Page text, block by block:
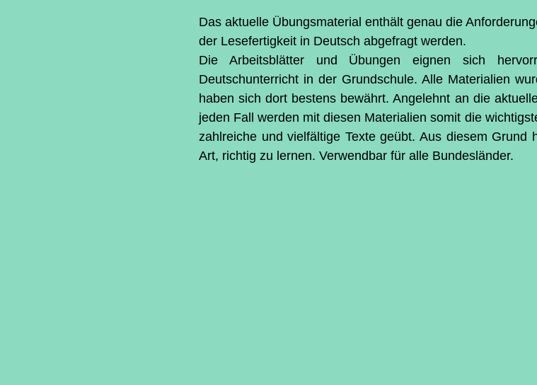
Das aktuelle Übungsmaterial enthält genau die
der Lesefertigkeit in Deutsch abgefragt werden.
Die Arbeitsblätter und Übungen eignen sich
Deutschunterricht in der Grundschule. Alle Materialien
haben sich dort bestens bewährt. Angelehnt an die
jeden Fall werden mit diesen Materialien somit die
zahlreiche und vielfältige Texte geübt. Aus diesem Grund
Art, richtig zu lernen. Verwendbar für alle Bundesländer.